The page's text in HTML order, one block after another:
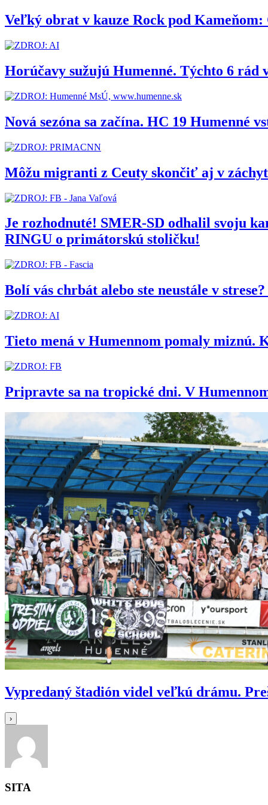
Veľký obrat v kauze Rock pod
Horúčavy sužujú Humenné. Týchto 6
Nová sezóna sa začína. HC 19 Humenné
Môžu migranti z Ceuty skončiť aj v
Je rozhodnuté! SMER-SD odhalil svoju
RINGU o primátorskú stoličku!
Bolí vás chrbát alebo ste neustále v
Tieto mená v Humennom pomaly miznú.
Pripravte sa na tropické dni. V
Vypredaný štadión videl veľkú drámu.
›
SITA